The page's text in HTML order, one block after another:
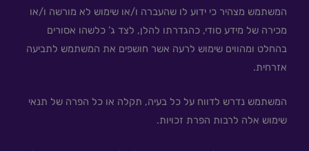
המשתמש מצהיר כי ידוע לו שהעברה ו/או שימוש לא מורשה ו/או
מכירה של מידע סודי, כהגדרתו להלן, לצד ג’ כלשהו אסורים
בהחלט ומהווים שימוש לרעה אשר חושפים את המשתמש לתביעה
אזרחית.
המשתמש נדרש לדווח על כל בעיה, תקלה או כל הפרה של תנאי
שימוש אלה לרבות הפרת זכויות.